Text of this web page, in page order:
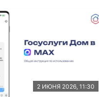
2 ИЮНЯ 2026, 11:30